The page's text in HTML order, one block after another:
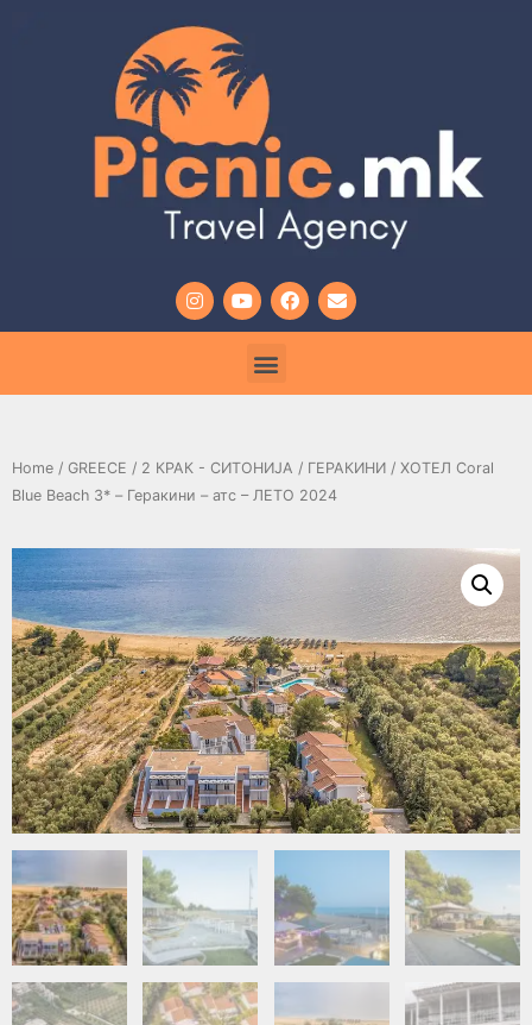
Home / GREECE / 2 КРАК - СИТОНИЈА / ГЕРАКИНИ / ХОТЕЛ Coral
Blue Beach 3* – Геракини – атс – ЛЕТО 2024